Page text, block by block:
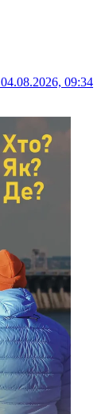
04.08.2026, 09:34